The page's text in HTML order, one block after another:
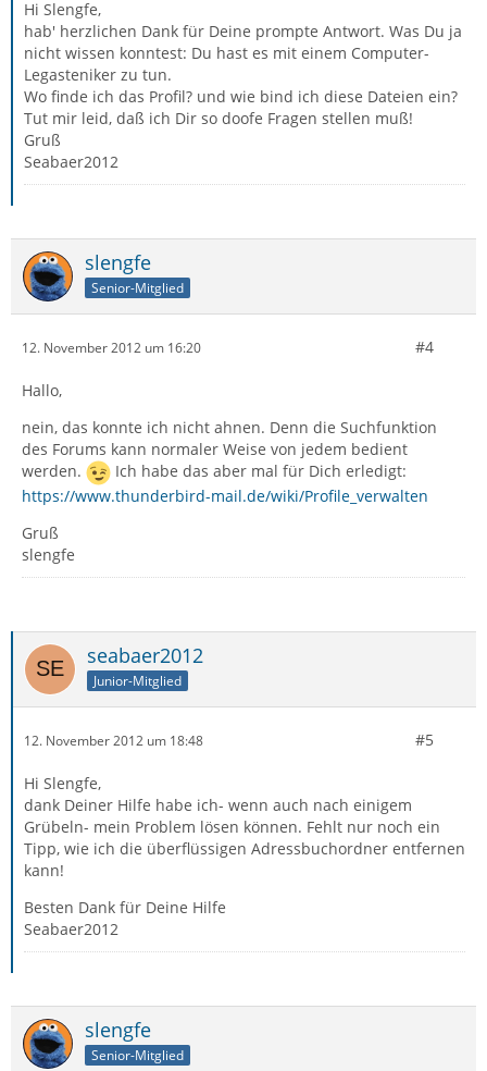
Hi Slengfe,
hab' herzlichen Dank für Deine prompte Antwort. Was Du ja
nicht wissen konntest: Du hast es mit einem Computer-
Legasteniker zu tun.
Wo finde ich das Profil? und wie bind ich diese Dateien ein?
Tut mir leid, daß ich Dir so doofe Fragen stellen muß!
Gruß
Seabaer2012
slengfe
Senior-Mitglied
12. November 2012 um 16:20 #4
Hallo,
nein, das konnte ich nicht ahnen. Denn die Suchfunktion
des Forums kann normaler Weise von jedem bedient
werden.
Ich habe das aber mal für Dich erledigt:
https://www.thunderbird-mail.de/wiki/Profile_verwalten
Gruß
slengfe
seabaer2012
Junior-Mitglied
12. November 2012 um 18:48 #5
Hi Slengfe,
dank Deiner Hilfe habe ich- wenn auch nach einigem
Grübeln- mein Problem lösen können. Fehlt nur noch ein
Tipp, wie ich die überflüssigen Adressbuchordner entfernen
kann!
Besten Dank für Deine Hilfe
Seabaer2012
slengfe
Senior-Mitglied